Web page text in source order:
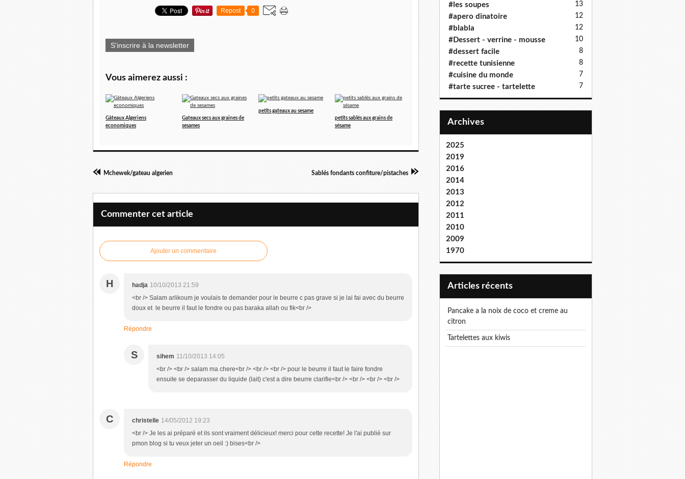
Repost 0
S'inscrire à la newsletter
Vous aimerez aussi :
Gâteaux Algeriens
economiques
Gateaux secs aux graines de
sesames
petits gateaux au sesame
petits sablés aux grains de
sésame
Mchewek/gateau algerien Sablés fondants confiture/pistaches
Commenter cet article
Ajouter un commentaire
H hadja 10/10/2013 21:59
<br /> Salam arlikoum je voulais te demander pour le beurre c pas grave si je lai fai avec du beurre
doux et le beurre il faut le fondre ou pas baraka allah ou fik<br />
Répondre
S sihem 11/10/2013 14:05
<br /> <br /> salam ma chere<br /> <br /> <br /> pour le beurre il faut le faire fondre
ensuite se deparasser du liquide (lait) c'est a dire beurre clarifie<br /> <br /> <br /> <br />
C christelle 14/05/2012 19:23
<br /> Je les ai préparé et ils sont vraiment délicieux! merci pour cette recette! Je l'ai publié sur
pmon blog si tu veux jeter un oeil :) bises<br />
Répondre
#les soupes 13
#apero dinatoire 12
#blabla 12
#Dessert - verrine - mousse 10
#dessert facile 8
#recette tunisienne 8
#cuisine du monde 7
#tarte sucree - tartelette 7
Archives
2025
2019
2016
2014
2013
2012
2011
2010
2009
1970
articles récents
pancake a la noix de coco et creme au
citron
tartelettes aux kiwis